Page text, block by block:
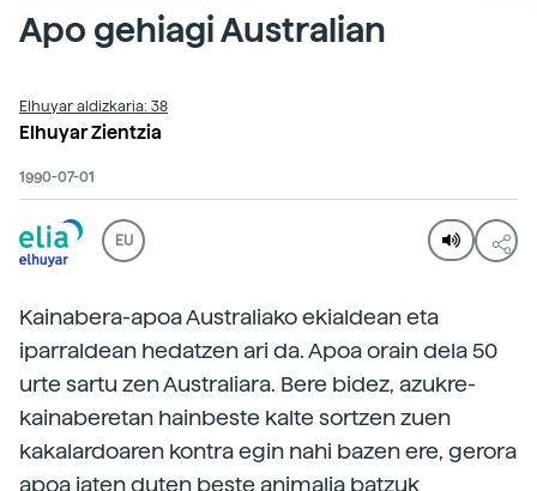
Apo gehiagi Australian
Elhuyar aldizkaria: 38
Elhuyar Zientzia
1990-07-01
EU
Kainabera-apoa Australiako ekialdean eta
iparraldean hedatzen ari da. Apoa orain dela 50
urte sartu zen Australiara. Bere bidez, azukre-
kainaberetan hainbeste kalte sortzen zuen
kakalardoaren kontra egin nahi bazen ere, gerora
apoa jaten duten beste animalia batzuk